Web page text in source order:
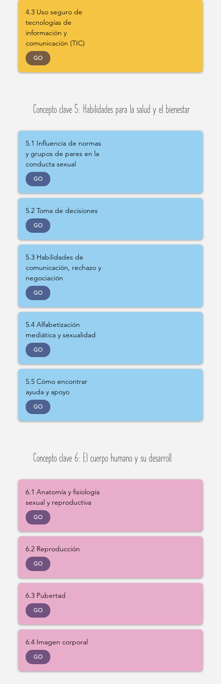
4.3 Uso seguro de
tecnologías de
información y
comunicación (TIC)
GO
Concepto clave 5: Habilidades para la salud y el bienestar
5.1 Influencia de normas
y grupos de pares en la
conducta sexual
GO
5.2 Toma de decisiones
GO
5.3 Habilidades de
comunicación, rechazo y
negociación
GO
5.4 Alfabetización
mediática y sexualidad
GO
5.5 Cómo encontrar
ayuda y apoyo
GO
Concepto clave 6: El cuerpo humano y su desarroll
6.1 Anatomía y fisiología
sexual y reproductiva
GO
6.2 Reproducción
GO
6.3 Pubertad
GO
6.4 Imagen corporal
GO